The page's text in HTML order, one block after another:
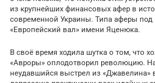
из крупнейших финансовых афер в
современной Украины. Типа аферы под
«Европейский вал» имени Яценюка.
В своё время ходила шутка о том, что
«Авроры» оплодотворил революцию.
неудавшийся выстрел из «Джавелина»